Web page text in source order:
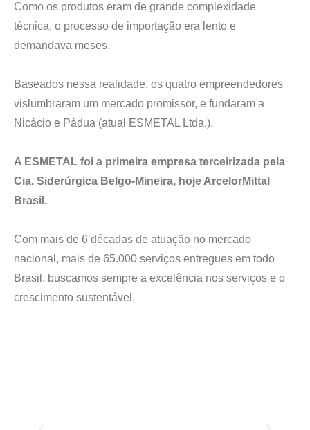
Como os produtos eram de grande complexidade
técnica, o processo de importação era lento e
demandava meses.
Baseados nessa realidade, os quatro empreendedores
vislumbraram um mercado promissor, e fundaram a
Nicácio e Pádua (atual ESMETAL Ltda.).
A ESMETAL foi a primeira empresa terceirizada pela
Cia. Siderúrgica Belgo-Mineira, hoje ArcelorMittal
Brasil.
Com mais de 6 décadas de atuação no mercado
nacional, mais de 65.000 serviços entregues em todo
Brasil, buscamos sempre a excelência nos serviços e o
crescimento sustentável.